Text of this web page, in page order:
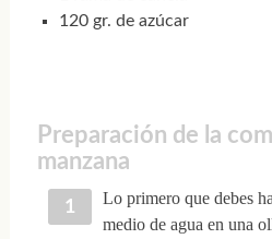
120 gr. de azúcar
Preparación de la
manzana
Lo primero que debes
medio de agua en una